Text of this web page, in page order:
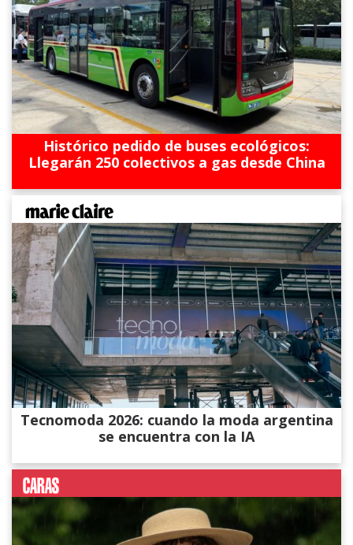
Histórico pedido de buses ecológicos:
Llegarán 250 colectivos a gas desde China
Tecnomoda 2026: cuando la moda argentina
se encuentra con la IA